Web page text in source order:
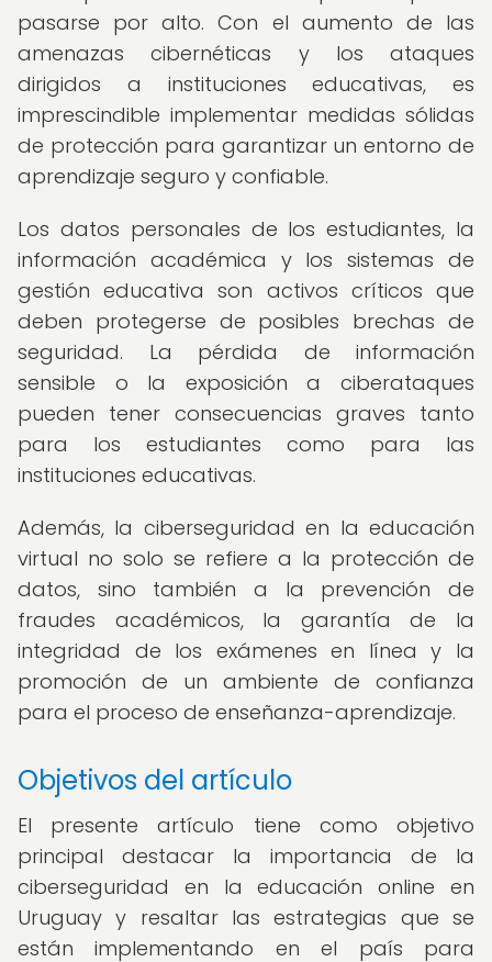
pasarse por alto. Con el aumento de las
amenazas cibernéticas y los ataques
dirigidos a instituciones educativas, es
imprescindible implementar medidas sólidas
de protección para garantizar un entorno de
aprendizaje seguro y confiable.
Los datos personales de los estudiantes, la
información académica y los sistemas de
gestión educativa son activos críticos que
deben protegerse de posibles brechas de
seguridad. La pérdida de información
sensible o la exposición a ciberataques
pueden tener consecuencias graves tanto
para los estudiantes como para las
instituciones educativas.
Además, la ciberseguridad en la educación
virtual no solo se refiere a la protección de
datos, sino también a la prevención de
fraudes académicos, la garantía de la
integridad de los exámenes en línea y la
promoción de un ambiente de confianza
para el proceso de enseñanza-aprendizaje.
Objetivos del artículo
El presente artículo tiene como objetivo
principal destacar la importancia de la
ciberseguridad en la educación online en
Uruguay y resaltar las estrategias que se
están implementando en el país para